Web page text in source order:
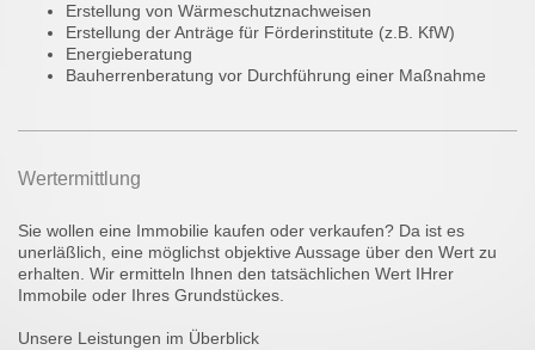
Erstellung von Wärmeschutznachweisen
Erstellung der Anträge für Förderinstitute (z.B. KfW)
Energieberatung
Bauherrenberatung vor Durchführung einer Maßnahme
Wertermittlung
Sie wollen eine Immobilie kaufen oder verkaufen? Da ist es
unerläßlich, eine möglichst objektive Aussage über den Wert zu
erhalten. Wir ermitteln Ihnen den tatsächlichen Wert IHrer
Immobile oder Ihres Grundstückes.
Unsere Leistungen im Überblick